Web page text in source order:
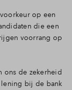
op een
die een
voorrang op
ons de zekerheid
bij de bank